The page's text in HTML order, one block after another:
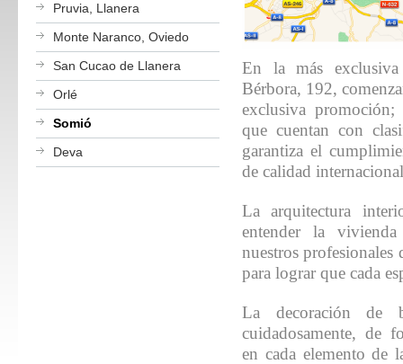
Pruvia, Llanera
Monte Naranco, Oviedo
San Cucao de Llanera
Orlé
Somió
Deva
En la más
Bérbora, 192,
exclusiva
que cuentan con
garantiza el
de calidad
La arquitectura
entender la
nuestros
para lograr que cada
La decoración de
cuidadosamente, de
en cada elemento de